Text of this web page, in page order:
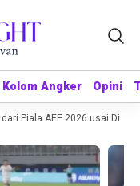
Kolom Angker Opini
Kolom Angker Opini
Piala AFF 2026 usai Ditahan